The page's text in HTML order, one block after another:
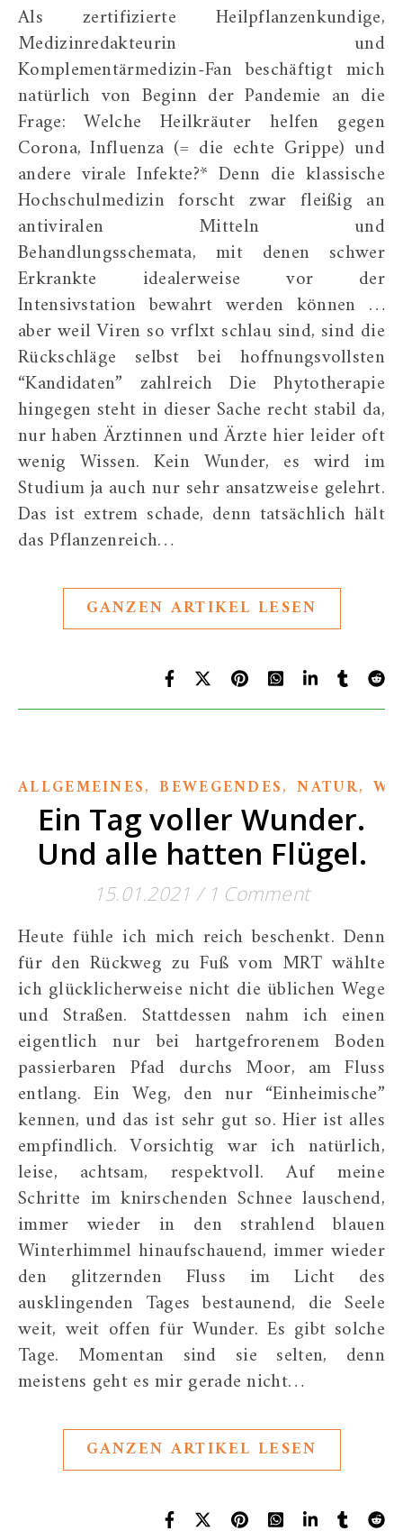
Als zertifizierte Heilpflanzenkundige,
Medizinredakteurin und
Komplementärmedizin-Fan beschäftigt mich
natürlich von Beginn der Pandemie an die
Frage: Welche Heilkräuter helfen gegen
Corona, Influenza (= die echte Grippe) und
andere virale Infekte?* Denn die klassische
Hochschulmedizin forscht zwar fleißig an
antiviralen Mitteln und
Behandlungsschemata, mit denen schwer
Erkrankte idealerweise vor der
Intensivstation bewahrt werden können …
aber weil Viren so vrflxt schlau sind, sind die
Rückschläge selbst bei hoffnungsvollsten
“Kandidaten” zahlreich Die Phytotherapie
hingegen steht in dieser Sache recht stabil da,
nur haben Ärztinnen und Ärzte hier leider oft
wenig Wissen. Kein Wunder, es wird im
Studium ja auch nur sehr ansatzweise gelehrt.
Das ist extrem schade, denn tatsächlich hält
das Pflanzenreich…
GANZEN ARTIKEL LESEN
ALLGEMEINES,BEWEGENDES,NATUR,
Ein Tag voller Wunder.
Und alle hatten Flügel.
15.01.2021 / 1 Comment
Heute fühle ich mich reich beschenkt. Denn
für den Rückweg zu Fuß vom MRT wählte
ich glücklicherweise nicht die üblichen Wege
und Straßen. Stattdessen nahm ich einen
eigentlich nur bei hartgefrorenem Boden
passierbaren Pfad durchs Moor, am Fluss
entlang. Ein Weg, den nur “Einheimische”
kennen, und das ist sehr gut so. Hier ist alles
empfindlich. Vorsichtig war ich natürlich,
leise, achtsam, respektvoll. Auf meine
Schritte im knirschenden Schnee lauschend,
immer wieder in den strahlend blauen
Winterhimmel hinaufschauend, immer wieder
den glitzernden Fluss im Licht des
ausklingenden Tages bestaunend, die Seele
weit, weit offen für Wunder. Es gibt solche
Tage. Momentan sind sie selten, denn
meistens geht es mir gerade nicht…
GANZEN ARTIKEL LESEN